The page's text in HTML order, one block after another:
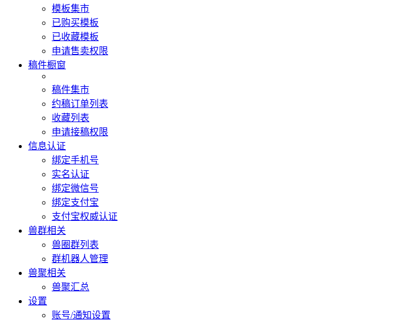
模板集市
已购买模板
已收藏模板
申请售卖权限
稿件橱窗
稿件集市
约稿订单列表
收藏列表
申请接稿权限
信息认证
绑定手机号
实名认证
绑定微信号
绑定支付宝
支付宝权威认证
兽群相关
兽圈群列表
群机器人管理
兽聚相关
兽聚汇总
设置
账号/通知设置